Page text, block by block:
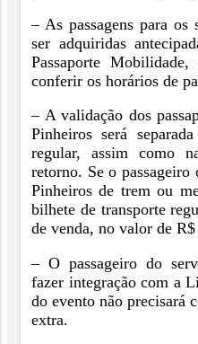
– As passagens para os
ser adquiridas
Passaporte
conferir os horários de
– A validação dos
Pinheiros será
regular, assim como
retorno. Se o
Pinheiros de trem ou
bilhete de transporte
de venda, no valor de
– O passageiro do
fazer integração com a
do evento não precisará
extra.